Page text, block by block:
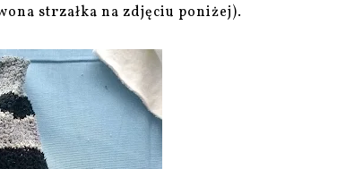
strzałka na zdjęciu poniżej).